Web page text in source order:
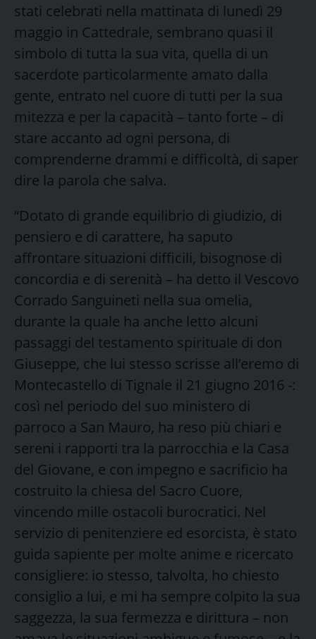
stati celebrati nella mattinata di lunedì 29
maggio in Cattedrale, sembrano quasi il
simbolo di tutta la sua vita, quella di un
sacerdote particolarmente amato dalla
gente, entrato nel cuore di tutti per la sua
mitezza e per la capacità – tanto forte – di
stare accanto ad ogni persona, di
comprenderne drammi e difficoltà, di saper
dire la parola che salva.
“Dotato di grande equilibrio di giudizio, di
pensiero e di carattere, ha saputo
affrontare situazioni difficili, bisognose di
concordia e di serenità – ha detto il Vescovo
Corrado Sanguineti nella sua omelia,
durante la quale ha anche letto alcuni
passaggi del testamento spirituale di don
Giuseppe, che lui stesso scrisse all’eremo di
Montecastello di Tignale il 21 giugno 2016 -:
così nel periodo del suo ministero di
parroco a San Mauro, ha reso più chiari e
sereni i rapporti tra la parrocchia e la Casa
del Giovane, e con impegno e sacrificio ha
costruito la chiesa del Sacro Cuore,
vincendo mille ostacoli burocratici. Nel
servizio di penitenziere ed esorcista, è stato
guida sapiente per molte anime e ricercato
consigliere: io stesso, talvolta, ho chiesto
consiglio a lui, e mi ha sempre colpito la sua
saggezza, la sua fermezza e dirittura – non